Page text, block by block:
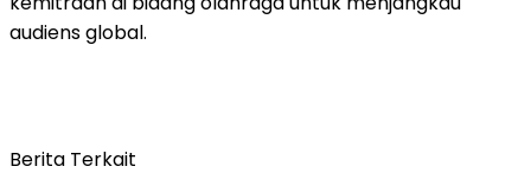
audiens global.
Berita Terkait